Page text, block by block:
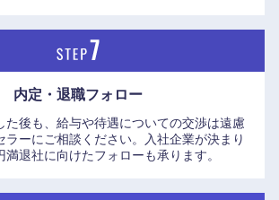
内定・退職フォロー
た後も、給与や待遇についての交渉は遠慮
ラーにご相談ください。入社企業が決まり
満退社に向けたフォローも承ります。
和歌山県